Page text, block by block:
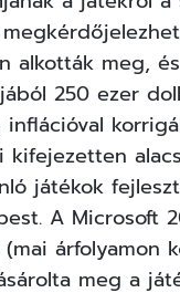
alkották meg,
250 ezer
kifejezetten
játékok
A Microsoft
árfolyamon
meg a